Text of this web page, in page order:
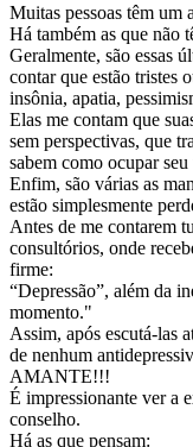
Muitas pessoas têm um
Há também as que não
Geralmente, são essas
contar que estão tristes
insônia, apatia,
Elas me contam que
sem perspectivas, que
sabem como ocupar
Enfim, são várias as
estão simplesmente
Antes de me contarem
consultórios, onde
firme:
“Depressão”, além da
momento."
Assim, após escutá-las
de nenhum
AMANTE!!!
É impressionante ver a
conselho.
Há as que pensam: